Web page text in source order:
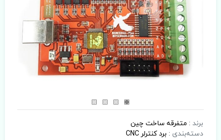
برند : متفرقه ساخت چین
دسته‌بندی : برد کنترلر CNC